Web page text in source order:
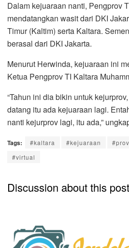
Dalam kejuaraan nanti, Pengprov
mendatangkan wasit dari DKI
Timur (Kaltim) serta Kaltara.
berasal dari DKI Jakarta.
Menurut Herwinda, kejuaraan ini
Ketua Pengprov TI Kaltara
“Tahun ini dia bikin untuk
datang itu ada kejuaraan lagi.
nanti kejurprov lagi, itu ada,”
Tags: #kaltara #kejuaraan
#virtual
Discussion about this post